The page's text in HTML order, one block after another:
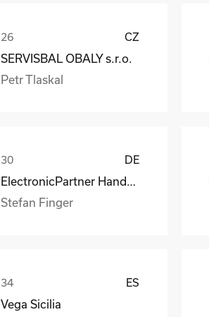
CZ
SERVISBAL OBALY s.r.o.
Petr Tlaskal
DE
Stefan Finger
ES
Vega Sicilia